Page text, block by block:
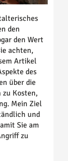
den
den Wert
achten,
Artikel
des
über die
zu Kosten,
Mein Ziel
und
Sie am
zu